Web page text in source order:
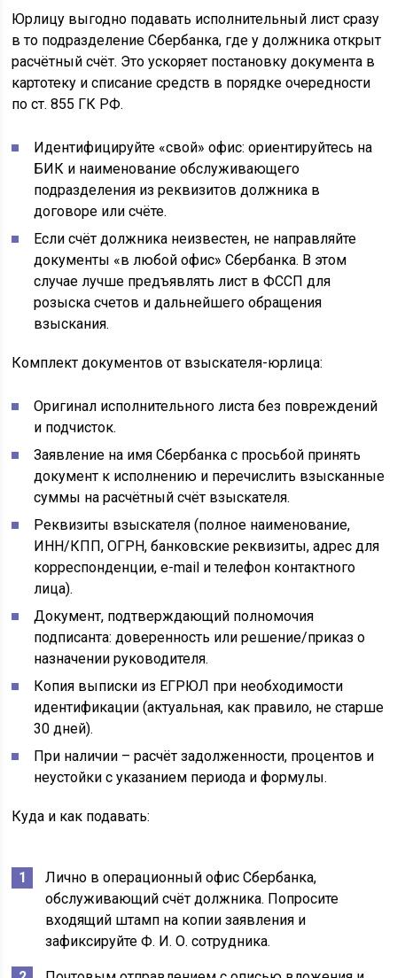
Юрлицу выгодно подавать исполнительный лист сразу
в то подразделение Сбербанка, где у должника открыт
расчётный счёт. Это ускоряет постановку документа в
картотеку и списание средств в порядке очередности
по ст. 855 ГК РФ.
Идентифицируйте «свой» офис: ориентируйтесь на
БИК и наименование обслуживающего
подразделения из реквизитов должника в
договоре или счёте.
Если счёт должника неизвестен, не направляйте
документы «в любой офис» Сбербанка. В этом
случае лучше предъявлять лист в ФССП для
розыска счетов и дальнейшего обращения
взыскания.
Комплект документов от взыскателя-юрлица:
Оригинал исполнительного листа без повреждений
и подчисток.
Заявление на имя Сбербанка с просьбой принять
документ к исполнению и перечислить взысканные
суммы на расчётный счёт взыскателя.
Реквизиты взыскателя (полное наименование,
ИНН/КПП, ОГРН, банковские реквизиты, адрес для
корреспонденции, e-mail и телефон контактного
лица).
Документ, подтверждающий полномочия
подписанта: доверенность или решение/приказ о
назначении руководителя.
Копия выписки из ЕГРЮЛ при необходимости
идентификации (актуальная, как правило, не старше
30 дней).
При наличии – расчёт задолженности, процентов и
неустойки с указанием периода и формулы.
Куда и как подавать:
Лично в операционный офис Сбербанка,
обслуживающий счёт должника. Попросите
входящий штамп на копии заявления и
зафиксируйте Ф. И. О. сотрудника.